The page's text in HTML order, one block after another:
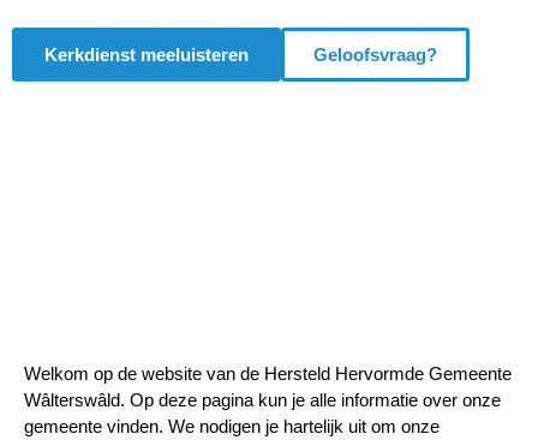
Kerkdienst meeluisteren Geloofsvraag?
Welkom op de website van de Hersteld Hervormde Gemeente
Wâlterswâld. Op deze pagina kun je alle informatie over onze
gemeente vinden. We nodigen je hartelijk uit om onze